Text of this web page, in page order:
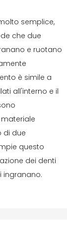
semplice,
che due
e ruotano
è simile a
all'interno e il
di due
questo
dei denti
ingranano.